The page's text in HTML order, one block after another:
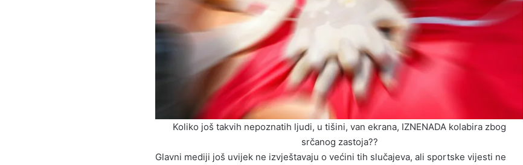
Koliko još takvih nepoznatih ljudi, u tišini, van ekrana, IZNENADA kolabira zbog
srčanog zastoja??
Glavni mediji još uvijek ne izvještavaju o većini tih slučajeva, ali sportske vijesti ne